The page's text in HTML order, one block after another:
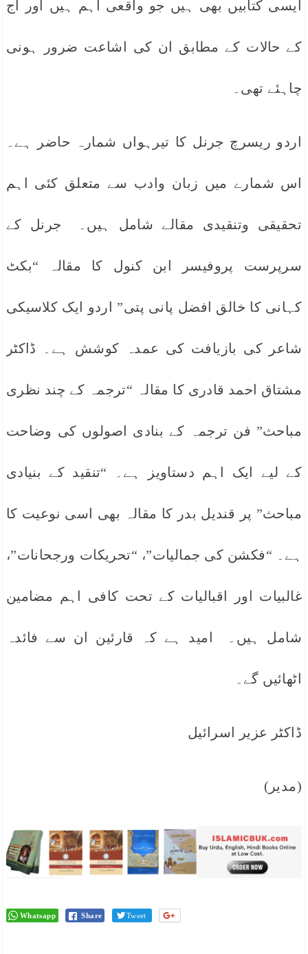
ایسی کتابیں بھی ہیں جو واقعی اہم ہیں اور آج
کے حالات کے مطابق ان کی اشاعت ضرور ہونی
چاہئے تھی۔
اردو ریسرچ جرنل کا تیرہواں شمارہ حاضر ہے۔
اس شمارے میں زبان وادب سے متعلق کئی اہم
تحقیقی وتنقیدی مقالے شامل ہیں۔ جرنل کے
سرپرست پروفیسر ابن کنول کا مقالہ “بکٹ
کہانی کا خالق افضل پانی پتی” اردو ایک کلاسیکی
شاعر کی بازیافت کی عمدہ کوشش ہے۔ ڈاکٹر
مشتاق احمد قادری کا مقالہ “ترجمہ کے چند نظری
مباحث” فن ترجمہ کے بنادی اصولوں کی وضاحت
کے لیے ایک اہم دستاویز ہے۔ “تنقید کے بنیادی
مباحث” پر قندیل بدر کا مقالہ بھی اسی نوعیت کا
ہے۔ “فکشن کی جمالیات”، “تحریکات ورجحانات”،
غالبیات اور اقبالیات کے تحت کافی اہم مضامین
شامل ہیں۔ امید ہے کہ قارئین ان سے فائدہ
اٹھائیں گے۔
ڈاکٹر عزیر اسرائیل
(مدیر)
Whatsapp Share Tweet